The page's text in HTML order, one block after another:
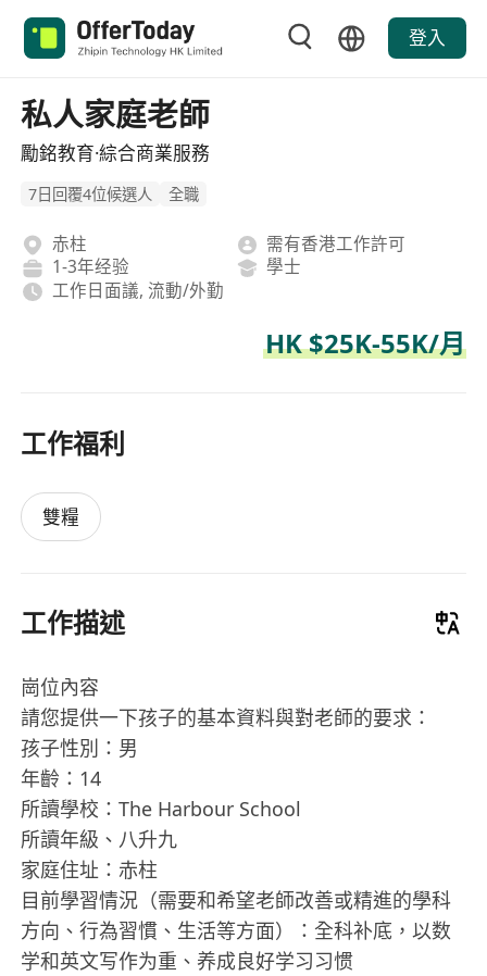
登入
私人家庭老師
勵銘教育·綜合商業服務
7日回覆4位候選人 全職
赤柱
需有香港工作許可
1-3年经验
學士
工作日面議, 流動/外勤
HK $25K-55K/月
工作福利
雙糧
工作描述
崗位內容
請您提供一下孩子的基本資料與對老師的要求：
孩子性別：男
年齡：14
所讀學校：The Harbour School
所讀年級、八升九
家庭住址：赤柱
目前學習情況（需要和希望老師改善或精進的學科
方向、行為習慣、生活等方面）：全科补底，以数
学和英文写作为重、养成良好学习习惯